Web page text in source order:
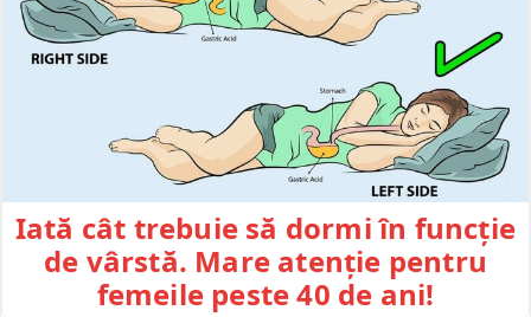
Iată cât trebuie să dormi în funcție
de vârstă. Mare atenție pentru
femeile peste 40 de ani!